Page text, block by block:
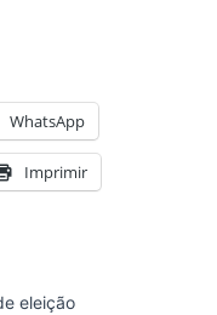
WhatsApp
Imprimir
eleição